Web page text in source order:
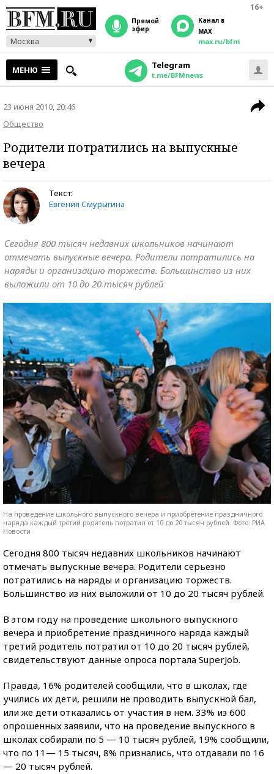
16+
Москва
прямой
эфир
Канал в
MAX
max.ru/bfm
МЕНЮ Telegram
t.me/BFMnews
23 июня 2010, 20:46
Общество
Родители потратились на выпускные
вечера
Текст:
Евгения Смурыгина
Сегодня 800 тысяч недавних школьников начинают
отмечать выпускные вечера. Родители потратились на
наряды и организацию торжеств. Большинство из них
выложили от 10 до 20 тысяч рублей
На проведение школьного выпускного вечера и приобретение праздничного
наряда каждый третий родитель потратил от 10 до 20 тысяч рублей. Фото: РИА
Новости
Сегодня 800 тысяч недавних школьников начинают
отмечать выпускные вечера. Родители серьезно
потратились на наряды и организацию торжеств.
Большинство из них выложили от 10 до 20 тысяч рублей.
В этом году на проведение школьного выпускного
вечера и приобретение праздничного наряда каждый
третий родитель потратил от 10 до 20 тысяч рублей,
свидетельствуют данные опроса портала SuperJob.
Правда, 16% родителей сообщили, что в школах, где
учились их дети, решили не проводить выпускной бал,
или же дети отказались от участия в нем. 33% из 600
опрошенных заявили, что на проведение выпускного в
школах собирали по 5 — 10 тысяч рублей, 19% сообщили,
что по 11— 15 тысяч, 8% признались, что отдавали по 16
— 20 тысяч рублей.